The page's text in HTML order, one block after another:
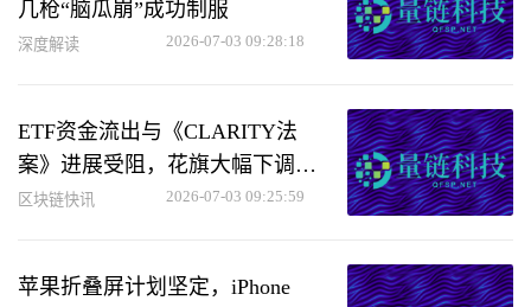
几枪“脑瓜崩”成功制服
深度解读 2026-07-03 09:28:18
ETF资金流出与《CLARITY法
案》进展受阻，花旗大幅下调比
特币和以太坊目标价
区块链快讯 2026-07-03 09:25:59
苹果折叠屏计划坚定，iPhone